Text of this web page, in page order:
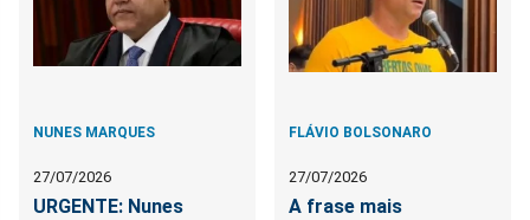
NUNES MARQUES
27/07/2026
URGENTE: Nunes
FLÁVIO BOLSONARO
27/07/2026
A frase mais